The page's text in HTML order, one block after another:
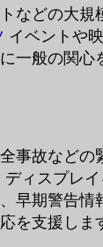
などの大規
イベントや
一般の関心
事故などの
ィスプレ
早期警告情
を支援しま